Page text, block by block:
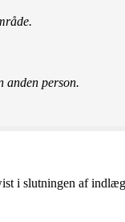
anden person.
i slutningen af